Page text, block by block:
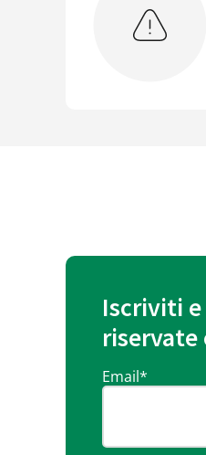
Iscriviti
riservate
Email*